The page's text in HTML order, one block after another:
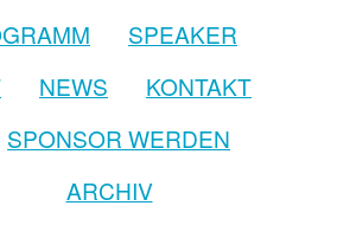
SPEAKER
NEWS
KONTAKT
SPONSOR WERDEN
ARCHIV